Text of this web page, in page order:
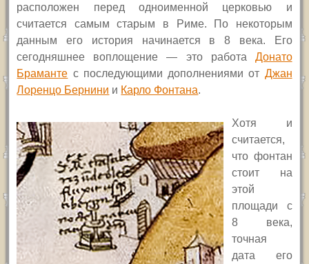
расположен перед одноименной церковью и
считается самым старым в Риме. По некоторым
данным его история начинается в 8 века. Его
сегодняшнее воплощение — это работа Донато
Браманте с последующими дополнениями от Джан
Лоренцо Бернини и Карло Фонтана.
Хотя и
считается,
что фонтан
стоит на
этой
площади с
8 века,
точная
дата его